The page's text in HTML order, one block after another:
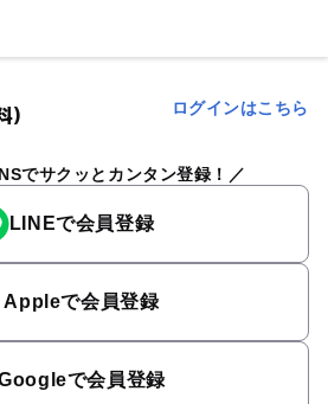
) ログインはこちら
でサクッとカンタン登録！
LINEで会員登録
Appleで会員登録
で会員登録